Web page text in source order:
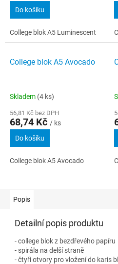
Do košíku
College blok A5 Luminescent
College blok A5 Avocado
Skladem (4 ks)
56,81 Kč bez DPH
68,74 Kč / ks
Do košíku
College blok A5 Avocado
Popis
Detailní popis produktu
- college blok z bezdřevého papíru
- spirála na delší straně
- čtyři otvory pro vložení do karis